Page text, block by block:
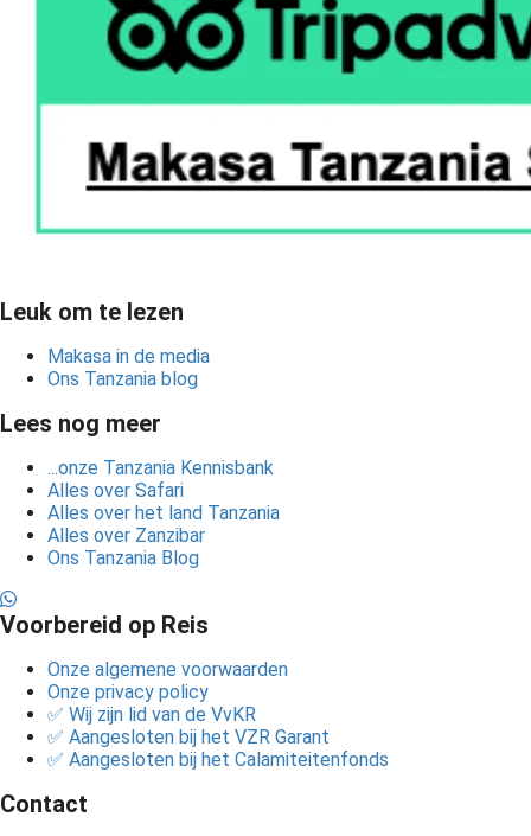
Leuk om te lezen
Makasa in de media
Ons Tanzania blog
Lees nog meer
...onze Tanzania Kennisbank
Alles over Safari
Alles over het land Tanzania
Alles over Zanzibar
Ons Tanzania Blog
Voorbereid op Reis
Onze algemene voorwaarden
Onze privacy policy
✅ Wij zijn lid van de VvKR
✅ Aangesloten bij het VZR Garant
✅ Aangesloten bij het Calamiteitenfonds
Contact